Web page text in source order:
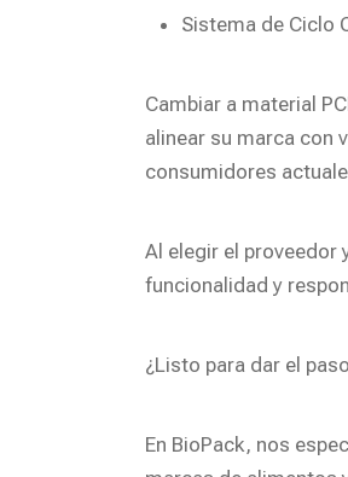
Sistema de Ciclo
Cambiar a material
alinear su marca con
consumidores
Al elegir el proveedor
funcionalidad y
¿Listo para dar el
En BioPack, nos